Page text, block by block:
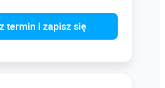
termin i zapisz się